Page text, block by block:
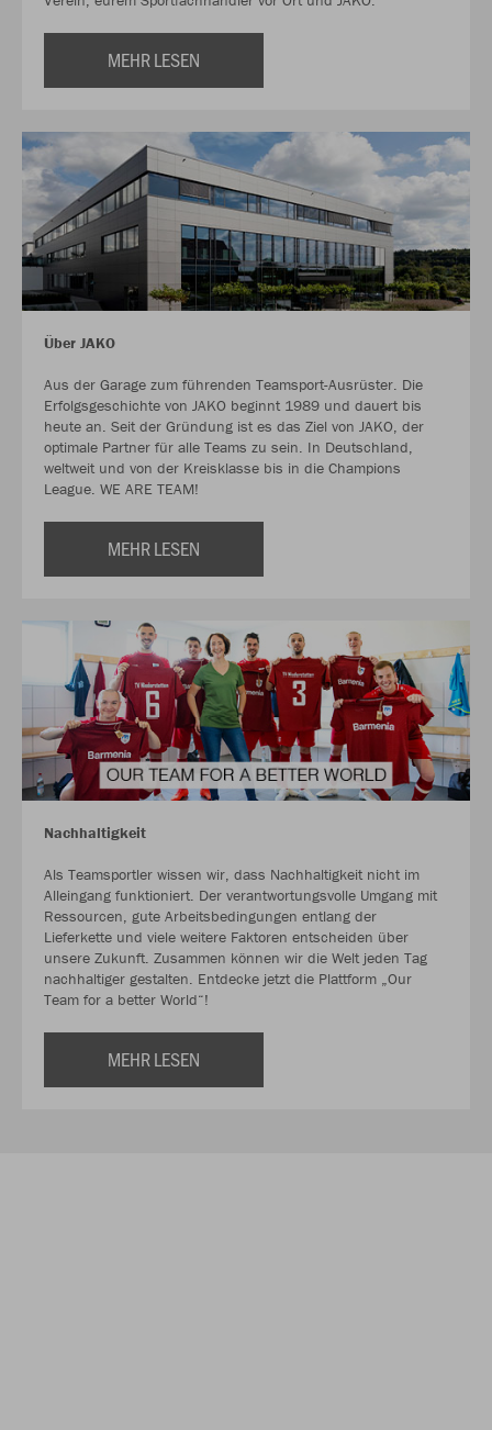
MEHR LESEN
Über JAKO
Aus der Garage zum führenden Teamsport-Ausrüster. Die
Erfolgsgeschichte von JAKO beginnt 1989 und dauert bis
heute an. Seit der Gründung ist es das Ziel von JAKO, der
optimale Partner für alle Teams zu sein. In Deutschland,
weltweit und von der Kreisklasse bis in die Champions
League. WE ARE TEAM!
MEHR LESEN
Nachhaltigkeit
Als Teamsportler wissen wir, dass Nachhaltigkeit nicht im
Alleingang funktioniert. Der verantwortungsvolle Umgang mit
Ressourcen, gute Arbeitsbedingungen entlang der
Lieferkette und viele weitere Faktoren entscheiden über
unsere Zukunft. Zusammen können wir die Welt jeden Tag
nachhaltiger gestalten. Entdecke jetzt die Plattform „Our
Team for a better World“!
MEHR LESEN